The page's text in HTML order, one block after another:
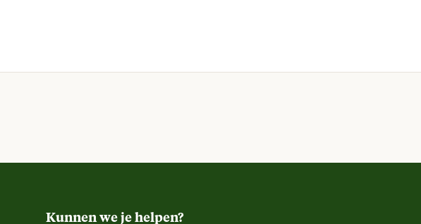
Kunnen we je helpen?